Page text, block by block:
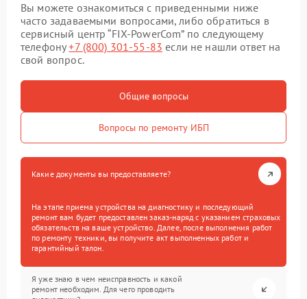
Вы можете ознакомиться с приведенными ниже
часто задаваемыми вопросами, либо обратиться в
сервисный центр “FIX-PowerCom” по следующему
телефону+7 (800) 301-55-83 если не нашли ответ на
свой вопрос.
Общие вопросы
Вопросы по ремонту ИБП
Какие документы вы предоставляете?
На этапе приема устройства на диагностику и последующий
ремонт вам будет предоставлен заказ-наряд с указанием страховых
обязательств на ваше устройство. Далее, после выполнения работ
по ремонту техники, вы получите акт выполненных работ и
гарантийный талон.
Я уже знаю в чем неисправность и какой
ремонт необходим. Для чего проводить